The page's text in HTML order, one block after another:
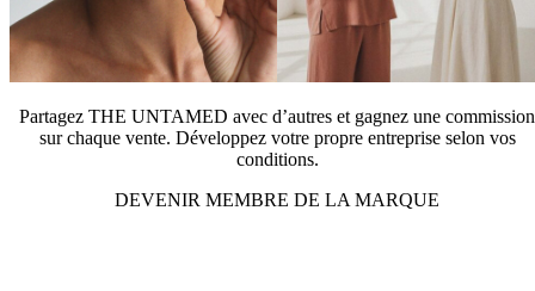
Partagez THE UNTAMED avec d’autres et gagnez une commission
sur chaque vente. Développez votre propre entreprise selon vos
conditions.
DEVENIR MEMBRE DE LA MARQUE